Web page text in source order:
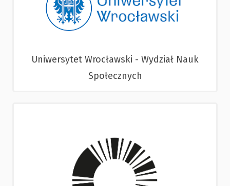
Uniwersytet Wrocławski - Wydział Nauk
Społecznych